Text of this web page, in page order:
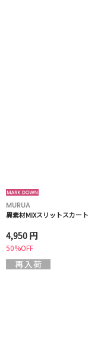
MURUA
異素材MIXスリットスカート
4,950 円
50%OFF